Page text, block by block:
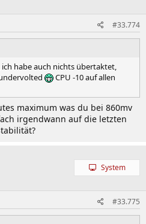
#33.774
habe auch nichts übertaktet,
CPU -10 auf allen
maximum was du bei 860mv
irgendwann auf die letzten
System
#33.775